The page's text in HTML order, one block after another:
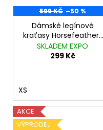
599 KČ –50 %
Dámské legínové
kraťasy Horsefeathers
Tikka blossom
SKLADEM EXPO
299 Kč
XS
AKCE
VÝPRODEJ